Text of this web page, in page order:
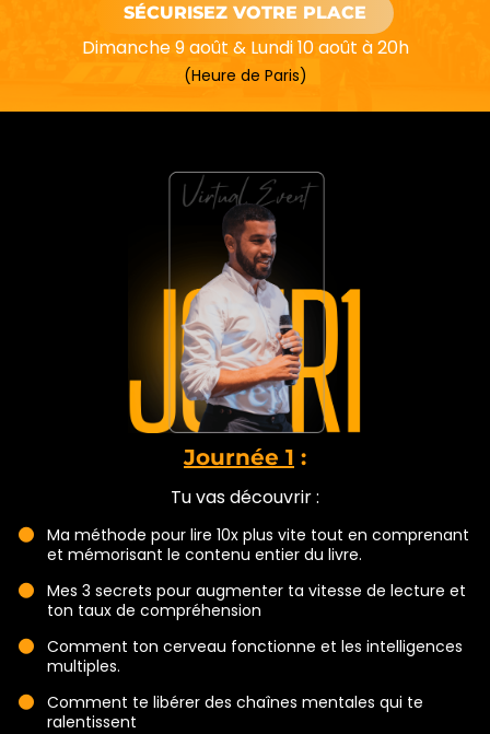
SÉCURISEZ VOTRE PLACE
Dimanche 9 août & Lundi 10 août à 20h
(Heure de Paris)
Journée 1 :
Tu vas découvrir :
Ma méthode pour lire 10x plus vite tout en comprenant
et mémorisant le contenu entier du livre.
Mes 3 secrets pour augmenter ta vitesse de lecture et
ton taux de compréhension
Comment ton cerveau fonctionne et les intelligences
multiples.
Comment te libérer des chaînes mentales qui te
ralentissent